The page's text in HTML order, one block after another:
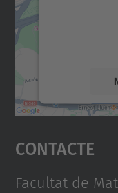
powered
Contacte
Facultat de